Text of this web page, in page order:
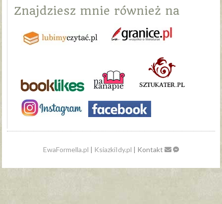
Znajdziesz mnie również na
EwaFormella.pl | KsiazkiIdy.pl | Kontakt